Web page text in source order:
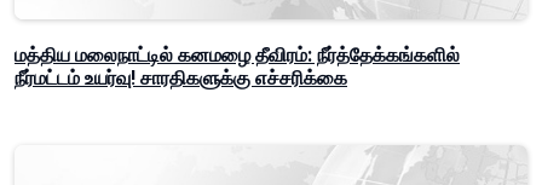
மத்திய மலைநாட்டில் கனமழை தீவிரம்: நீர்த்தேக்கங்களில்
நீர்மட்டம் உயர்வு! சாரதிகளுக்கு எச்சரிக்கை